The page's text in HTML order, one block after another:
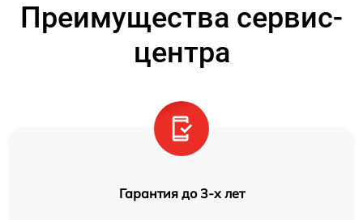
Преимущества сервис-
центра
Гарантия до 3-х лет